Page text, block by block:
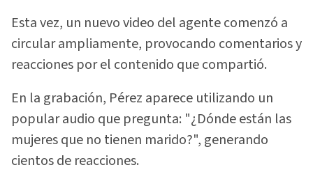
Esta vez, un nuevo video del agente comenzó a
circular ampliamente, provocando comentarios y
reacciones por el contenido que compartió.
En la grabación, Pérez aparece utilizando un
popular audio que pregunta: "¿Dónde están las
mujeres que no tienen marido?", generando
cientos de reacciones.